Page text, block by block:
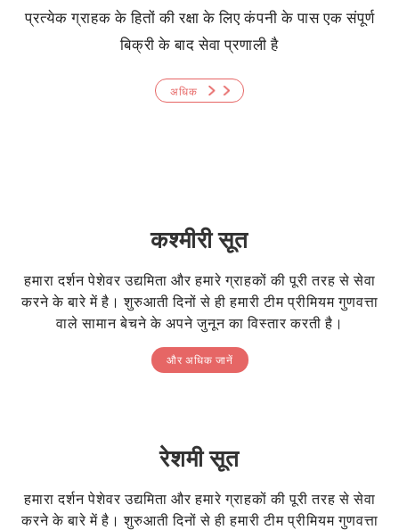
प्रत्येक ग्राहक के हितों की रक्षा के लिए कंपनी के पास एक संपूर्ण
बिक्री के बाद सेवा प्रणाली है
अधिक
कश्मीरी सूत
हमारा दर्शन पेशेवर उद्यमिता और हमारे ग्राहकों की पूरी तरह से सेवा
करने के बारे में है। शुरुआती दिनों से ही हमारी टीम प्रीमियम गुणवत्ता
वाले सामान बेचने के अपने जुनून का विस्तार करती है।
और अधिक जानें
रेशमी सूत
हमारा दर्शन पेशेवर उद्यमिता और हमारे ग्राहकों की पूरी तरह से सेवा
करने के बारे में है। शुरुआती दिनों से ही हमारी टीम प्रीमियम गुणवत्ता